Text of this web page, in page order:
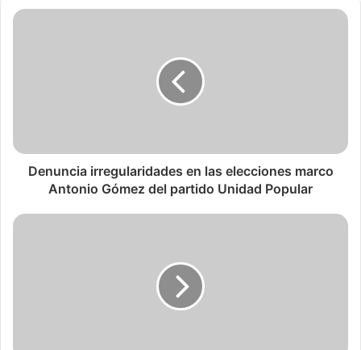
Denuncia irregularidades en las elecciones marco
Antonio Gómez del partido Unidad Popular